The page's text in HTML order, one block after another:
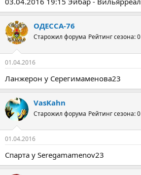
ОДЕССА-76
Старожил форума Рейтинг сезона: 0
01.04.2016
Ланжерон у Серегимаменова23
VasKahn
Старожил форума Рейтинг сезона: 0
01.04.2016
Спарта у Seregamamenov23